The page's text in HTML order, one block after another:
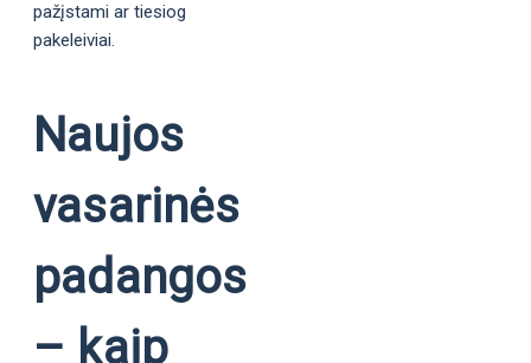
pažįstami ar tiesiog
pakeleiviai.
Naujos
vasarinės
padangos
– kaip